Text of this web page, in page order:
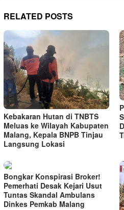
RELATED POSTS
Kebakaran Hutan di TNBTS
Meluas ke Wilayah Kabupaten
Malang, Kepala BNPB Tinjau
Langsung Lokasi
Bongkar Konspirasi Broker!
Pemerhati Desak Kejari Usut
Tuntas Skandal Ambulans
Dinkes Pemkab Malang